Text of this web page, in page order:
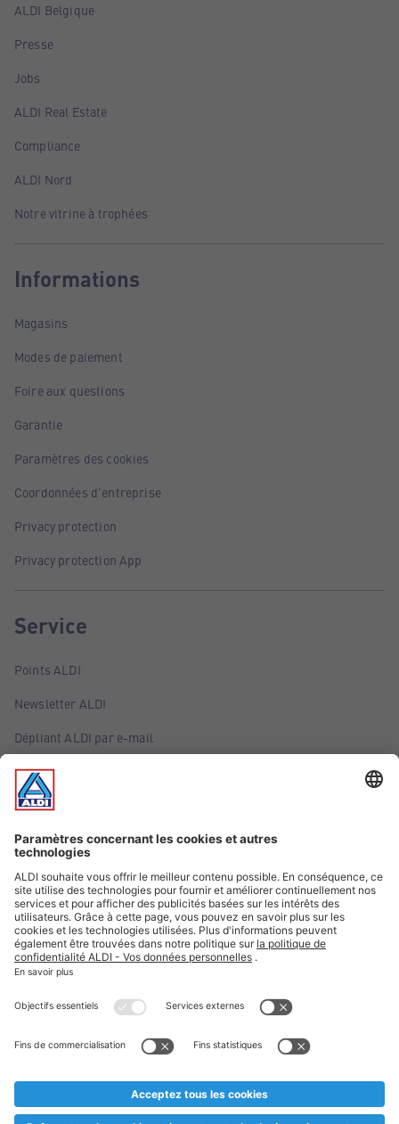
ALDI Belgique
Presse
Jobs
ALDI Real Estate
Compliance
ALDI Nord
Notre vitrine à trophées
Informations
Magasins
Modes de paiement
Foire aux questions
Garantie
Paramètres des cookies
Coordonnées d'entreprise
Privacy protection
Privacy protection App
Service
Points ALDI
Newsletter ALDI
Dépliant ALDI par e-mail
Offres
Infos essentielles
Suivez ALDI Belgique
Textes marqués d'un astérisque et mentions légales
* Nous vendons ces articles temporairement et jusqu'à
au cas où, malgré le planning bien étudié, nous serions
prématurément en rupture de stock. Prix Recupel et TVA incl.
** Sur ce site, l’utilisation de la forme masculine a été adoptée